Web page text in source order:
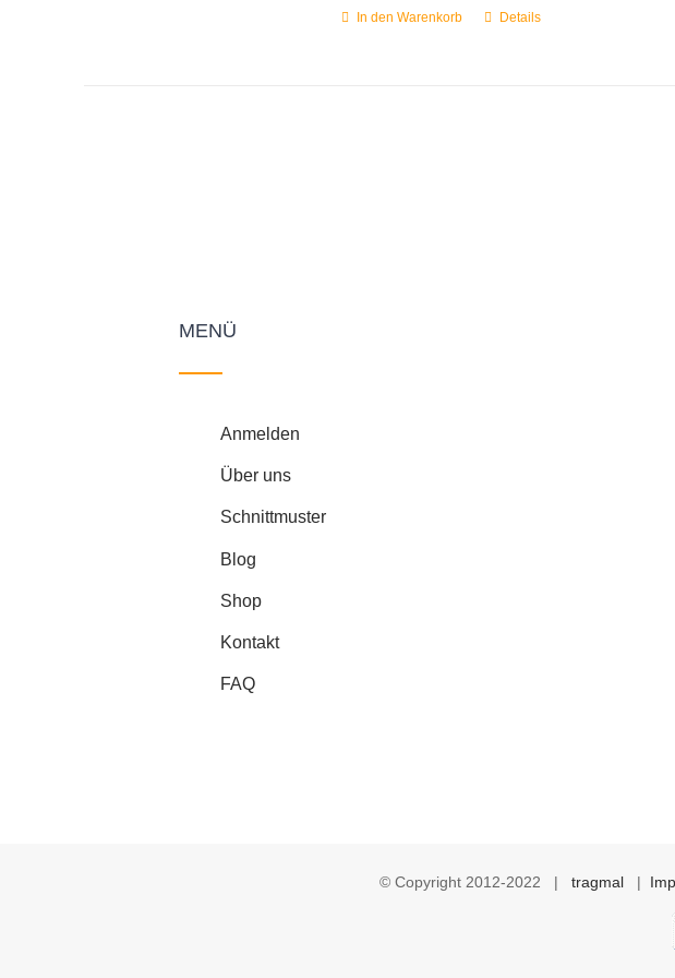
In den Warenkorb Details
MENÜ
Anmelden
Über uns
Schnittmuster
Blog
Shop
Kontakt
FAQ
© Copyright 2012-2022 | tragmal |